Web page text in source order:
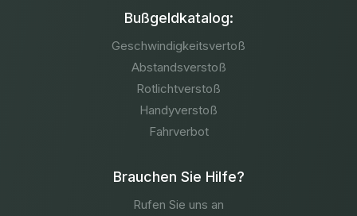
Bußgeldkatalog:
Geschwindigkeitsvertoß
Abstandsverstoß
Rotlichtverstoß
Handyverstoß
Fahrverbot
Brauchen Sie Hilfe?
Rufen Sie uns an